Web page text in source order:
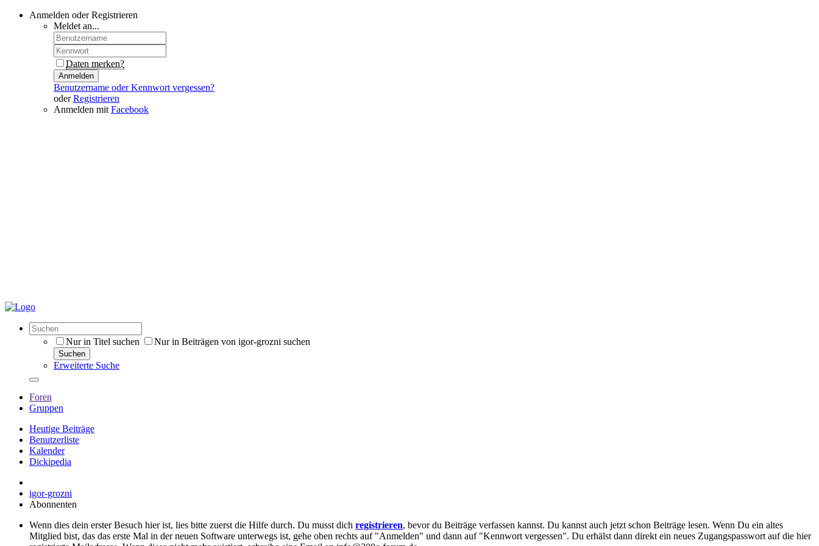
Anmelden oder Registrieren
Meldet an...
Daten merken?
Anmelden
Benutzername oder Kennwort vergessen?
oderRegistrieren
Anmelden mit Facebook
Nur in Titel suchen Nur in Beiträgen von igor-grozni suchen
Suchen
Erweiterte Suche
Foren
Gruppen
Heutige Beiträge
Benutzerliste
Kalender
Dickipedia
igor-grozni
Abonnenten
Wenn dies dein erster Besuch hier ist, lies bitte zuerst die Hilfe durch. Du musst dich registrieren, bevor du Beiträge verfassen kannst. Du kannst auch jetzt schon Beiträge lesen. Wenn Du ein altes
Mitglied bist, das das erste Mal in der neuen Software unterwegs ist, gehe oben rechts auf "Anmelden" und dann auf "Kennwort vergessen". Du erhälst dann direkt ein neues Zugangspasswort auf die hier